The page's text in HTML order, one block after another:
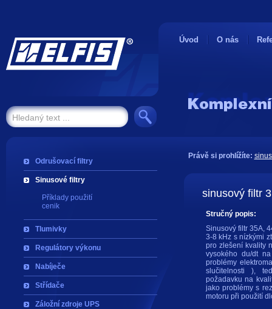
Úvod O nás
Odrušovací filtry
Sinusové filtry
Příklady použití
cenik
Tlumivky
Regulátory výkonu
Nabíječe
Střídače
Záložní zdroje UPS
Právě si prohlížíte:
sinusový filtr
Stručný popis:
Sinusový filtr 35A,
3-8 kHz s nízkými
pro zlešení kvality
vysokého du/dt
problémy
slučitelnosti ),
požadavku na
jako problémy s
motoru při použití